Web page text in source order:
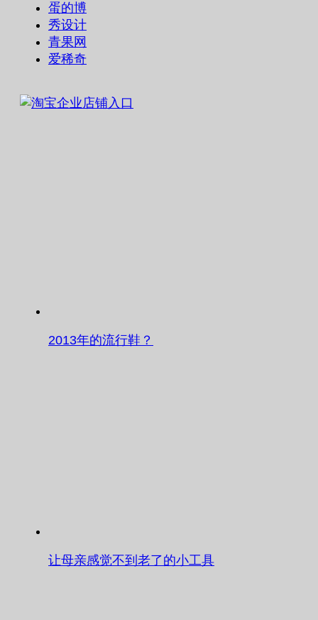
蛋的博
秀设计
青果网
爱稀奇
2013年的流行鞋？
让母亲感觉不到老了的小工具